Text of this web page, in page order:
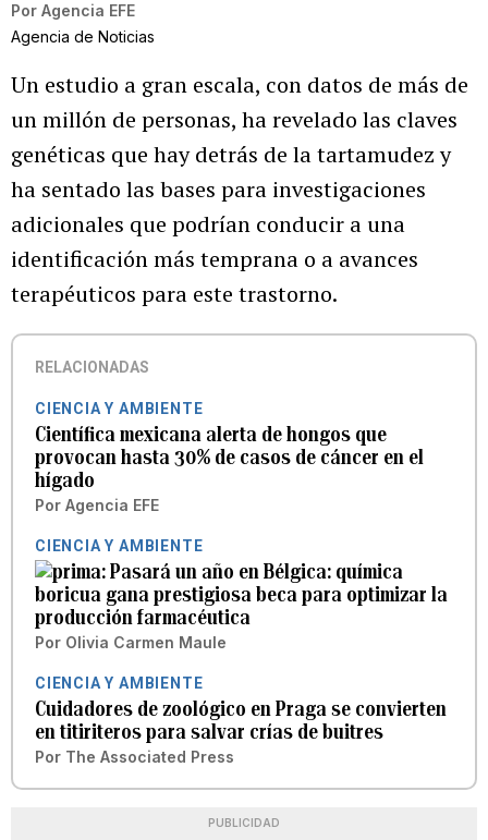
Por Agencia EFE
Agencia de Noticias
Un estudio a gran escala, con datos de más de
un millón de personas, ha revelado las claves
genéticas que hay detrás de la tartamudez y
ha sentado las bases para investigaciones
adicionales que podrían conducir a una
identificación más temprana o a avances
terapéuticos para este trastorno.
RELACIONADAS
CIENCIA Y AMBIENTE
Científica mexicana alerta de hongos que
provocan hasta 30% de casos de cáncer en el
hígado
Por Agencia EFE
CIENCIA Y AMBIENTE
Pasará un año en Bélgica: química
boricua gana prestigiosa beca para optimizar la
producción farmacéutica
Por Olivia Carmen Maule
CIENCIA Y AMBIENTE
Cuidadores de zoológico en Praga se convierten
en titiriteros para salvar crías de buitres
Por The Associated Press
PUBLICIDAD